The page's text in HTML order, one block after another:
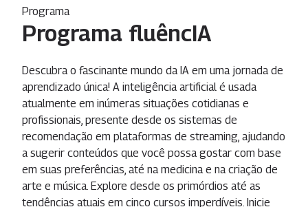
Programa
Programa fluêncIA
Descubra o fascinante mundo da IA em uma jornada de
aprendizado única! A inteligência artificial é usada
atualmente em inúmeras situações cotidianas e
profissionais, presente desde os sistemas de
recomendação em plataformas de streaming, ajudando
a sugerir conteúdos que você possa gostar com base
em suas preferências, até na medicina e na criação de
arte e música. Explore desde os primórdios até as
tendências atuais em cinco cursos imperdíveis. Inicie